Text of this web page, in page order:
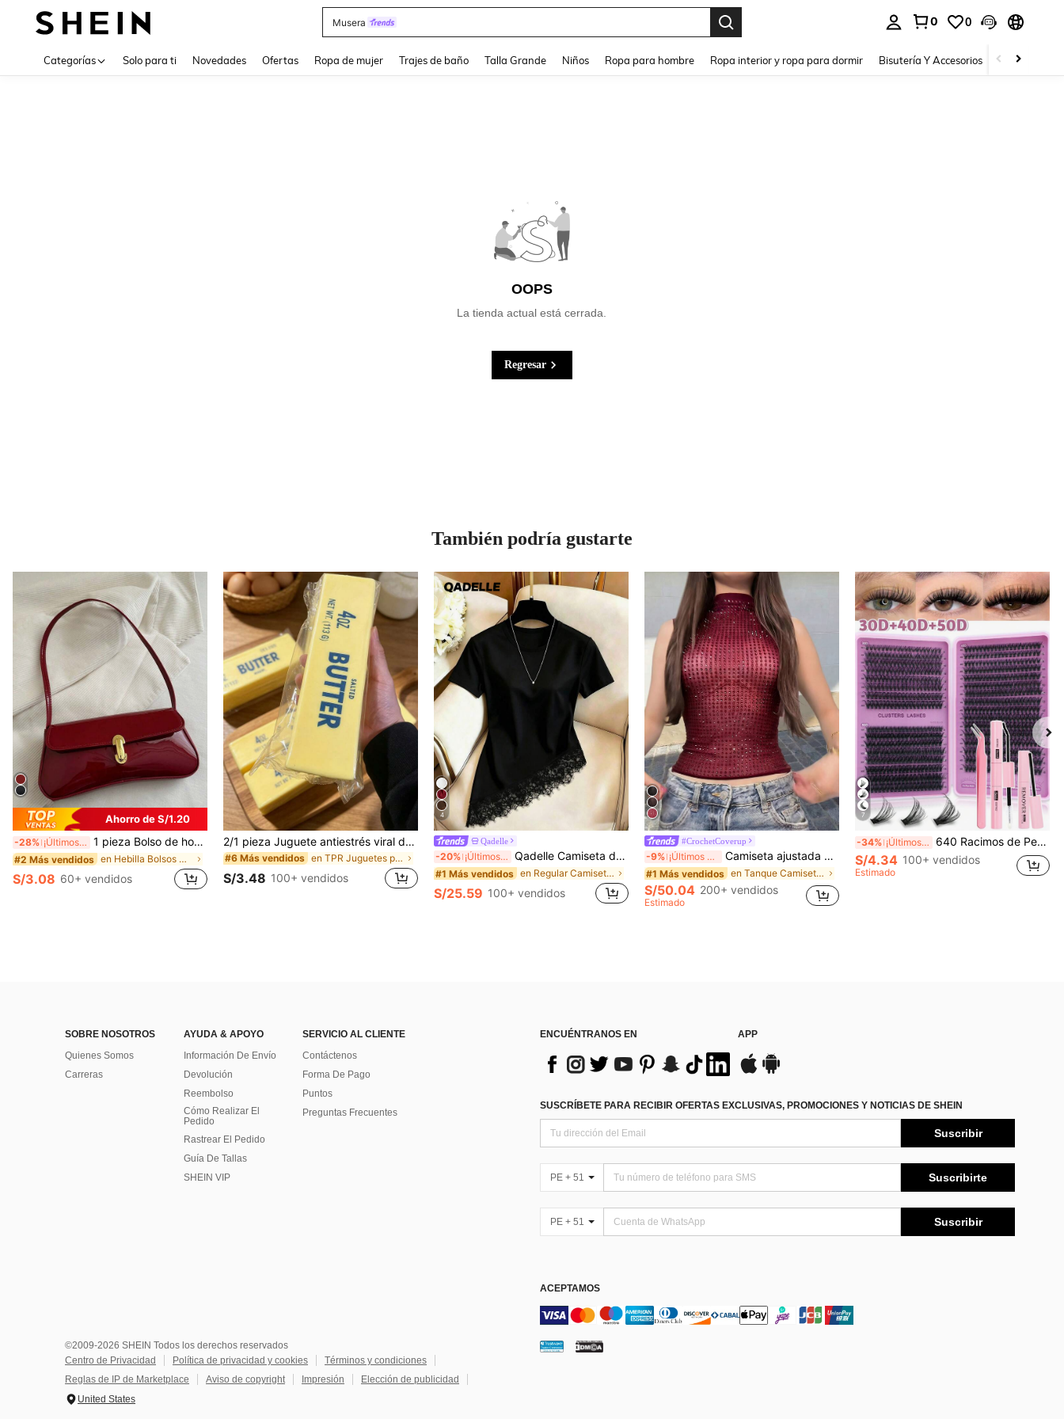
Musera
0 0
Categorías Solo para ti Novedades Ofertas Ropa de mujer Trajes de baño Talla Grande Niños Ropa para hombre Ropa interior y ropa para dormir Bisutería Y Accesorios Zapatos
OOPS
La tienda actual está cerrada.
Regresar
También podría gustarte
Ahorro de S/1.20
-28% ¡Últimos 3 días 1 pieza Bolso de hombro y bandolera de cuero sintético aceitado retro para mujer, adecuado para citas, salidas, fiestas, banquetes, estética
#2 Más vendidos en Hebilla Bolsos De Hombro De Mujer
S/3.08 60+ vendidos
2/1 pieza Juguete antiestrés viral de mantequilla suave y lindo de gran tamaño, juguete de alivio del estrés, estimulación sensorial, pelota antiestrés, adecuado como regalo de Pascua, cumpleaños, graduación, favor de fiesta, suministros para despedida de soltera, estilo dumpling de rebote lento, estético, regalo de Navidad
#6 Más vendidos en TPR Juguetes para apretar para adolescentes
S/3.48 100+ vendidos
4
Qadelle
-20% ¡Últimos 3 días Qadelle Camiseta de moda para mujer de color liso con cuello redondo, manga corta y dobladillo de encaje
#1 Más vendidos en Regular Camisetas De Mujer
S/25.59 100+ vendidos
#CrochetCoverup
-9% ¡Últimos 3 días Camiseta ajustada de mujer de unicolor, con malla de cristales, transparente y sexy, para uso casual en verano
#1 Más vendidos en Tanque Camisetas sin mangas y camisetas sin man
S/50.04 200+ vendidos
Estimado
7
-34% ¡Últimos 3 días 640 Racimos de Pestañas Postizas de Visón Sintético DIY, Rizo D, Densas & Esponjosas, Longitud Mixta de 8-16mm, Efecto Llamativo, Adecuadas para Diversos Looks de Maquillaje. Pegamento, Removedor, Pinzas Pueden Seleccionarse Según las Necesidades. Ligeras & Reutilizables, Alta Relación Costo-Rendimiento, Adecuadas para Principiantes, Aplicables a Múltiples Ocasiones, Uso Diario
S/4.34 100+ vendidos
Estimado
SOBRE NOSOTROS
Quienes Somos
Carreras
AYUDA & APOYO
Información De Envío
Devolución
Reembolso
Cómo Realizar El
Pedido
Rastrear El Pedido
Guía De Tallas
SHEIN VIP
SERVICIO AL CLIENTE
Contáctenos
Forma De Pago
Puntos
Preguntas Frecuentes
ENCUÉNTRANOS EN APP
SUSCRÍBETE PARA RECIBIR OFERTAS EXCLUSIVAS, PROMOCIONES Y NOTICIAS DE SHEIN
Suscribir
PE + 51 Suscribirte
PE + 51 Suscribir
ACEPTAMOS
©2009-2026 SHEIN Todos los derechos reservados
Centro de Privacidad
Política de privacidad y cookies
Términos y condiciones
Reglas de IP de Marketplace
Aviso de copyright Impresión
Elección de publicidad
United States